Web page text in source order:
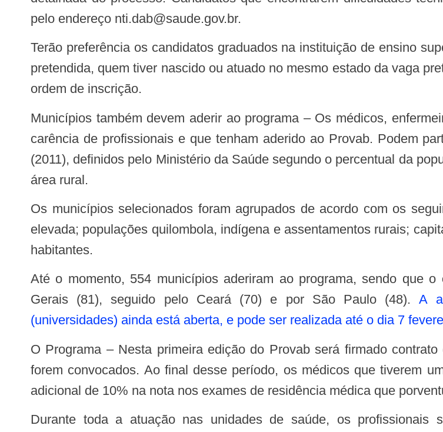
pelo endereço nti.dab@saude.gov.br.
Terão preferência os candidatos graduados na instituição de ensino superior que for entidade supervisora do município da vaga
pretendida, quem tiver nascido ou atuado no mesmo estado da vaga
ordem de inscrição.
Municípios também devem aderir ao programa – Os médicos, enfermeiros e cirurgiões-dentistas vão atuar em municípios com
carência de profissionais e que tenham aderido ao Provab. Podem
(2011), definidos pelo Ministério da Saúde segundo o percentual da
área rural.
Os municípios selecionados foram agrupados de acordo com os seguintes perfis: população rural e pobreza intermediária ou
elevada; populações quilombola, indígena e assentamentos rurais;
habitantes.
Até o momento, 554 municípios aderiram ao programa, sendo que o estado com a maior quantidade de adesões foi Minas
Gerais (81), seguido pelo Ceará (70) e por São Paulo (48).A
(universidades) ainda está aberta, e pode ser realizada até o dia 7
O Programa – Nesta primeira edição do Provab será firmado contrato de um ano com os profissionais que se inscreverem e
forem convocados. Ao final desse período, os médicos que tiverem
adicional de 10% na nota nos exames de residência médica que
Durante toda a atuação nas unidades de saúde, os profissionais serão tutoriados pelas instituições de ensino superior